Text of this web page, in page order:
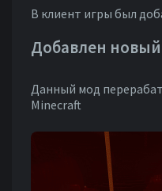
В клиент игры был
Добавлен
Данный мод
Minecraft